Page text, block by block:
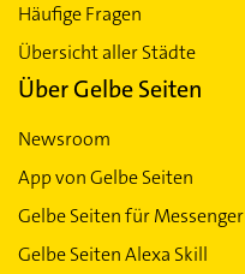
Häufige Fragen
Übersicht aller Städte
Über Gelbe Seiten
Newsroom
App von Gelbe Seiten
Gelbe Seiten für Messenger
Gelbe Seiten Alexa Skill